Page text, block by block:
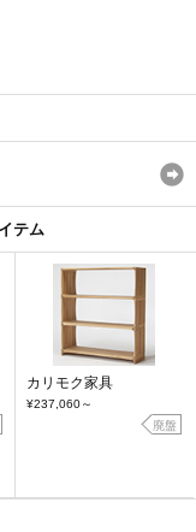
テム
カリモク家具
¥237,060～
廃盤